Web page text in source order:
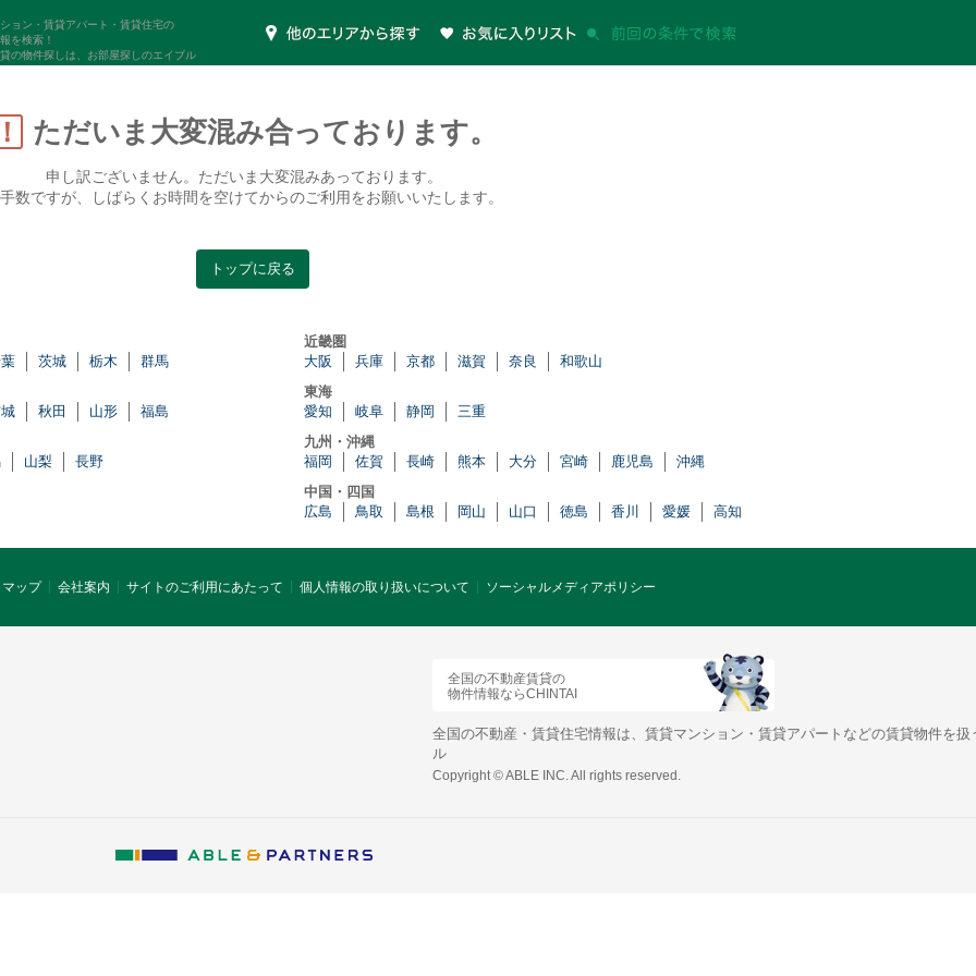
ョン・賃貸アパート・賃貸住宅の
を検索！
の物件探しは、お部屋探しのエイブル
！ ただいま大変混み合っております。
申し訳ございません。ただいま大変混みあっております。
数ですが、しばらくお時間を空けてからのご利用をお願いいたします。
トップに戻る
茨城 栃木
群馬
秋田 山形
福島
山梨 長野
近畿圏
大阪
兵庫 京都 滋賀 奈良
和歌山
東海
愛知
岐阜 静岡
三重
九州・沖縄
福岡
佐賀 長崎 熊本 大分 宮崎 鹿児島
沖縄
中国・四国
広島
鳥取 島根 岡山 山口 徳島 香川 愛媛 高知
ップ 会社案内 サイトのご利用にあたって 個人情報の取り扱いについて ソーシャルメディアポリシー
全国の不動産賃貸の
物件情報ならCHINTAI
全国の不動産・賃貸住宅情報は、賃貸マンション・賃貸アパートなどの賃貸物件を
ル
Copyright © ABLE INC. All rights reserved.